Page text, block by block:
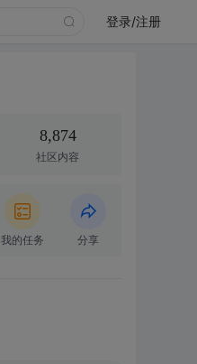
登录/注册
8,874
社区内容
我的任务 分享